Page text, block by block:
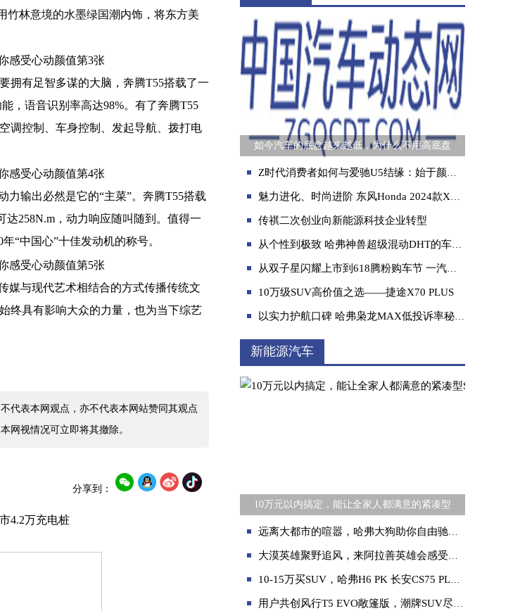
竹林意境的水墨绿国潮内饰，将东方美
拥有足智多谋的大脑，奔腾T55搭载了一
，语音识别率高达98%。有了奔腾T55
调控制、车身控制、发起导航、拨打电
力输出必然是它的“主菜”。奔腾T55搭载
达258N.m，动力响应随叫随到。值得一
“中国心”十佳发动机的称号。
媒与现代艺术相结合的方式传播传统文
终具有影响大众的力量，也为当下综艺
代表本网观点，亦不代表本网站赞同其观点
网视情况可立即将其撤除。
分享到：
4.2万充电桩
J.D. Power：2020中国新车质量排行 保时捷
818购车节正当时 艾瑞泽5 PLUS一定不能错过
如今汽车的底盘越来越低，为什么不用高底盘
Z时代消费者如何与爱驰U5结缘：始于颜值，忠于品质
魅力进化、时尚进阶 东风Honda 2024款XR-V领潮上市
传祺二次创业向新能源科技企业转型
从个性到极致 哈弗神兽超级混动DHT的车主故事
从双子星闪耀上市到618腾粉购车节 一汽奔腾创新营销与用户“零距离”
10万级SUV高价值之选——捷途X70 PLUS
以实力护航口碑 哈弗枭龙MAX低投诉率秘诀是什么
新能源汽车
10万元以内搞定，能让全家人都满意的紧凑型
远离大都市的喧嚣，哈弗大狗助你自由驰骋山海
大漠英雄聚野追风，来阿拉善英雄会感受哈弗H9霸气称雄！
10-15万买SUV，哈弗H6 PK 长安CS75 PLUS！
用户共创风行T5 EVO敞篷版，潮牌SUV尽展野性浪漫